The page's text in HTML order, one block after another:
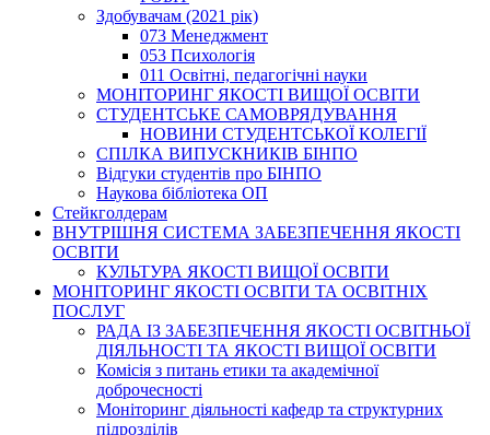
Здобувачам (2021 рік)
073 Менеджмент
053 Психологія
011 Освітні, педагогічні науки
МОНІТОРИНГ ЯКОСТІ ВИЩОЇ ОСВІТИ
СТУДЕНТСЬКЕ САМОВРЯДУВАННЯ
НОВИНИ СТУДЕНТСЬКОЇ КОЛЕГІЇ
СПІЛКА ВИПУСКНИКІВ БІНПО
Відгуки студентів про БІНПО
Наукова бібліотека ОП
Стейкголдерам
ВНУТРІШНЯ СИСТЕМА ЗАБЕЗПЕЧЕННЯ ЯКОСТІ
ОСВІТИ
КУЛЬТУРА ЯКОСТІ ВИЩОЇ ОСВІТИ
МОНІТОРИНГ ЯКОСТІ ОСВІТИ ТА ОСВІТНІХ
ПОСЛУГ
РАДА ІЗ ЗАБЕЗПЕЧЕННЯ ЯКОСТІ ОСВІТНЬОЇ
ДІЯЛЬНОСТІ ТА ЯКОСТІ ВИЩОЇ ОСВІТИ
Комісія з питань етики та академічної
доброчесності
Моніторинг діяльності кафедр та структурних
підрозділів